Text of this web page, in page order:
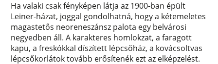
Ha valaki csak fényképen látja az 1900-ban épült
Leiner-házat, joggal gondolhatná, hogy a kétemeletes
magastetős neoreneszánsz palota egy belvárosi
negyedben áll. A karakteres homlokzat, a faragott
kapu, a freskókkal díszített lépcsőház, a kovácsoltvas
lépcsőkorlátok tovább erősítenék ezt az elképzelést.